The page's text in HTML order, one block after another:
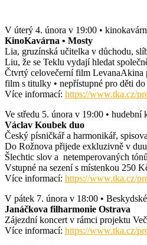
V úterý 4. února v 19:00 •
KinoKavárna • Mosty
Lia, gruzínská učitelka v důchodu,
Liu, že se Teklu vydají hledat
Čtvrtý celovečerní film LevanaAkina
film s titulky • nepřístupné pro děti
Více informací: https://www.tka.cz/
Ve středu 5. února v 19:00 • hudební
Václav Koubek duo
Český písničkář a harmonikář,
Do Rožnova přijede exkluzivně v
Šlechtic slov a netemperovaných
Vstupné na sezení s místenkou 250
Více informací: https://www.tka.cz/
V pátek 7. února v 18:00 •
Janáčkova filharmonie Ostrava
Zájezdní koncert v rámci projektu
Více informací: https://www.tka.cz/